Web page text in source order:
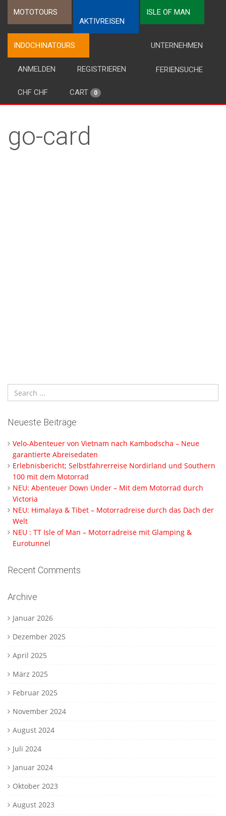
MOTOTOURS
AKTIVREISEN
ISLE OF MAN
INDOCHINATOURS UNTERNEHMEN
FERIENSUCHE
ANMELDEN REGISTRIEREN
CHF CHF CART 0
go-card
Neueste Beiträge
Velo-Abenteuer von Vietnam nach Kambodscha – Neue
garantierte Abreisedaten
Erlebnisbericht; Selbstfahrerreise Nordirland und Southern
100 mit dem Motorrad
NEU: Abenteuer Down Under – Mit dem Motorrad durch
Victoria
NEU: Himalaya & Tibet – Motorradreise durch das Dach der
Welt
NEU : TT Isle of Man – Motorradreise mit Glamping &
Eurotunnel
Recent Comments
Archive
Januar 2026
Dezember 2025
April 2025
März 2025
Februar 2025
November 2024
August 2024
Juli 2024
Januar 2024
Oktober 2023
August 2023